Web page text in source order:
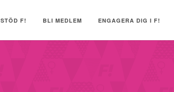
STÖD F! BLI MEDLEM ENGAGERA DIG I F!